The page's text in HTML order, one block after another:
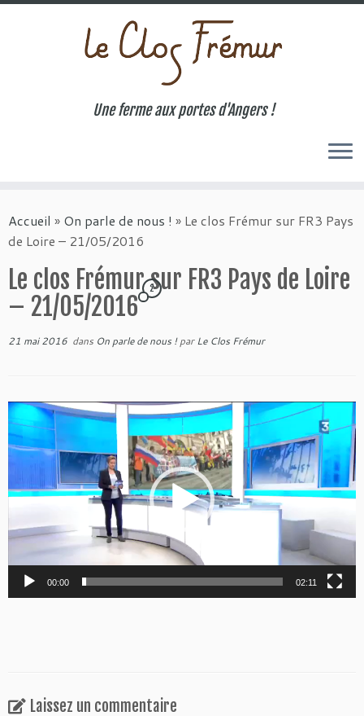
au
contenu
Une ferme aux portes d'Angers !
Accueil » On parle de nous ! » Le clos Frémur sur FR3 Pays
de Loire – 21/05/2016
Le clos Frémur sur FR3 Pays de Loire
– 21/05/2016
2
21 mai 2016 dans On parle de nous !parLe Clos Frémur
Lecteur
vidéo
00:00 02:11
Laissez un commentaire